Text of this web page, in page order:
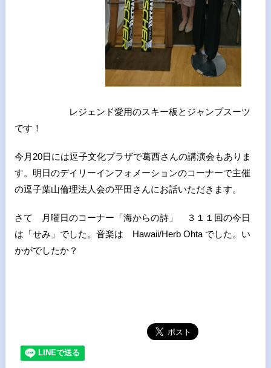
レジェンド愛用のスキー板とジャンプスーツ
です！
今月20日には逗子文化プラザで葛西さんの講演会もありま
す。明日のデイリーインフォメーションのコーナーで主催
の逗子葉山倫理法人会の平田さんにお話いただきます。
さて 月曜日のコーナー「海からの詩」 ３１１回の今日
は「せみ」でした。音楽は Hawaii/Herb Ohta でした。い
かがでしたか？